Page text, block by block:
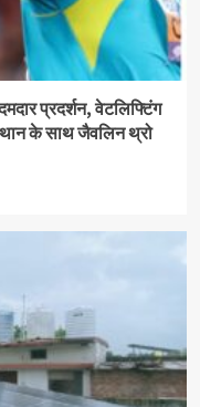
प्रदर्शन, वेटलिफ्टिंग
के साथ जैवलिन थ्रो